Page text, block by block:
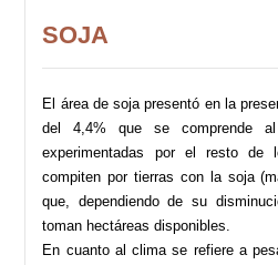
SOJA
El área de soja presentó en la
del 4,4% que se comprende
experimentadas por el resto de
compiten por tierras con la soja
que, dependiendo de su
toman hectáreas disponibles.
En cuanto al clima se refiere a